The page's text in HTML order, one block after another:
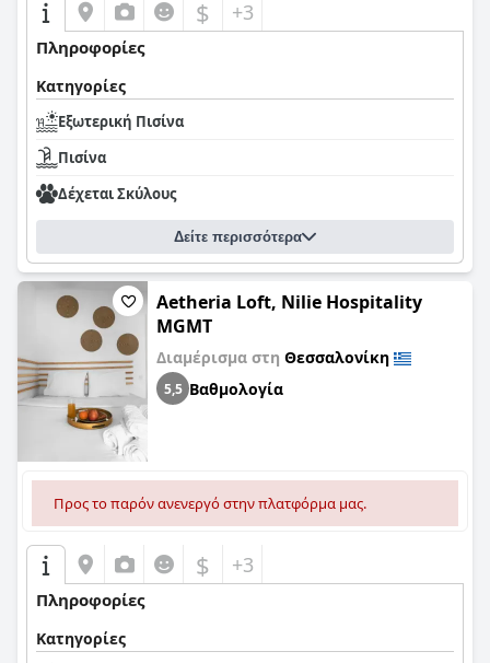
$ +3
Πληροφορίες
Κατηγορίες
Εξωτερική Πισίνα
Πισίνα
Δέχεται Σκύλους
Δείτε περισσότερα
Aetheria Loft, Nilie Hospitality
MGMT
Διαμέρισμα στη Θεσσαλονίκη
5,5 Βαθμολογία
Προς το παρόν ανενεργό στην πλατφόρμα μας.
$ +3
Πληροφορίες
Κατηγορίες